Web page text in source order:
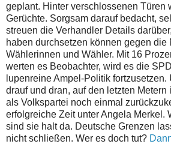
geplant. Hinter verschlossenen Türen
Gerüchte. Sorgsam darauf bedacht,
streuen die Verhandler Details
haben durchsetzen können gegen die
Wählerinnen und Wähler. Mit 16
werten es Beobachter, wird es die
lupenreine Ampel-Politik
drauf und dran, auf den letzten
als Volkspartei noch einmal
erfolgreiche Zeit unter Angela Merkel.
sind sie halt da. Deutsche Grenzen
nicht schließen. Wer es doch tut?